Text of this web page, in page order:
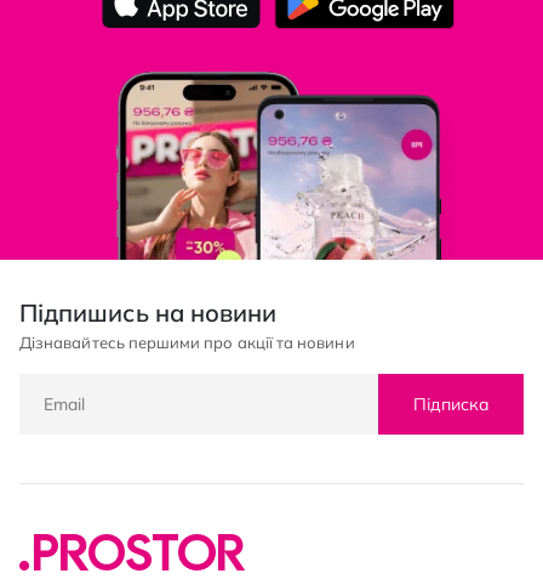
Підпишись на новини
Дізнавайтесь першими про акції та новини
Підписка